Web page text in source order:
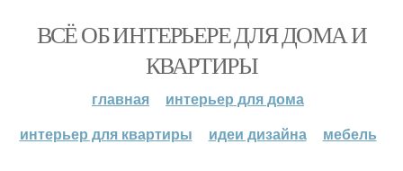
ВСЁ ОБ ИНТЕРЬЕРЕ ДЛЯ ДОМА И
КВАРТИРЫ
главная
интерьер для дома
интерьер для квартиры
идеи дизайна мебель